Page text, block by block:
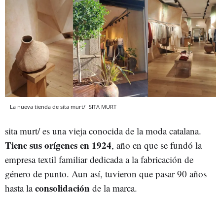
La nueva tienda de sita murt/ SITA MURT
sita murt/ es una vieja conocida de la moda catalana.
Tiene sus orígenes en 1924, año en que se fundó la
empresa textil familiar dedicada a la fabricación de
género de punto. Aun así, tuvieron que pasar 90 años
hasta laconsolidación de la marca.